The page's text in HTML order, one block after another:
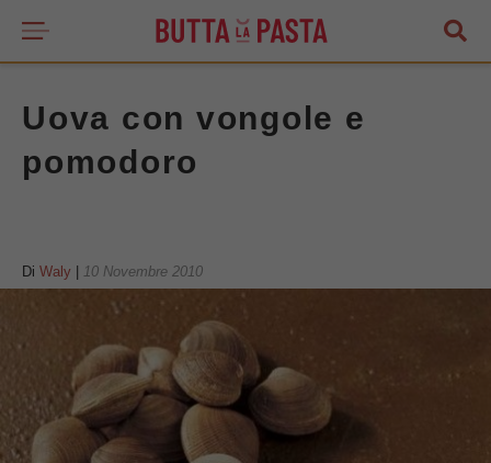
Uova con vongole e
pomodoro
Di Waly 10 Novembre 2010